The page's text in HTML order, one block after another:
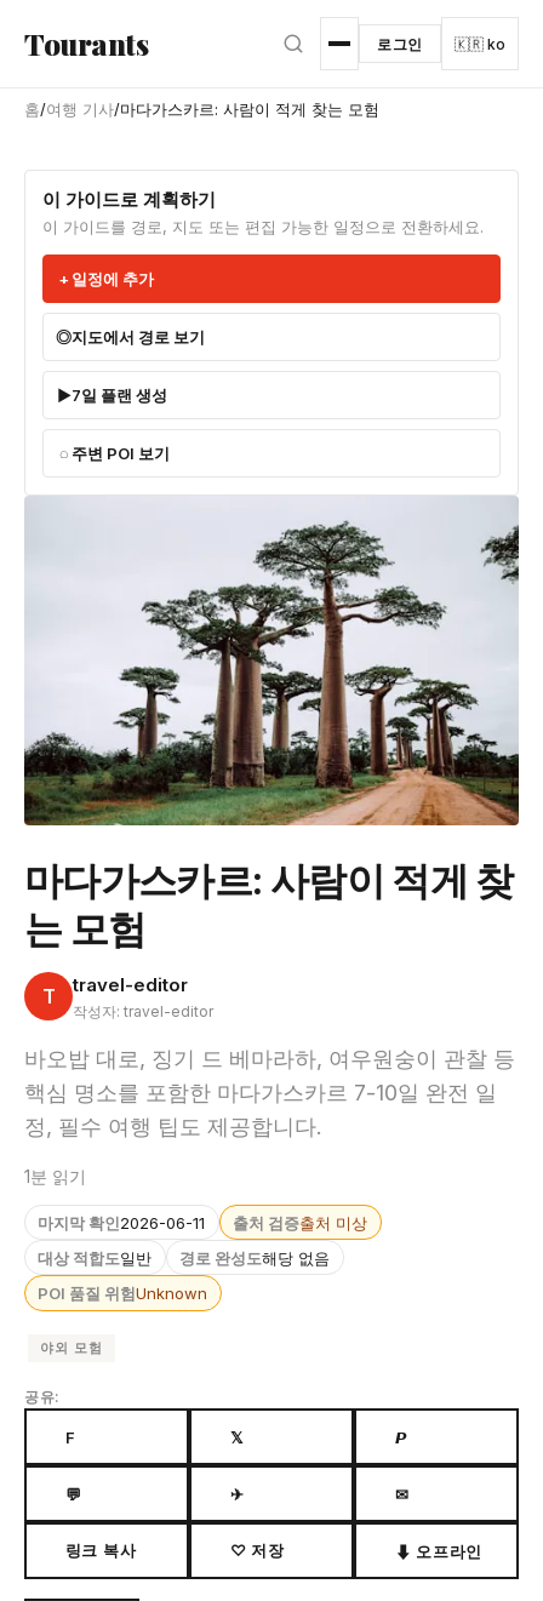
Tourants 로그인 🇰🇷 ko
홈/여행 기사/마다가스카르: 사람이 적게 찾는 모험
이 가이드로 계획하기
이 가이드를 경로, 지도 또는 편집 가능한 일정으로 전환하세요.
일정에 추가
지도에서 경로 보기
7일 플랜 생성
주변 POI 보기
마다가스카르: 사람이 적게 찾
는 모험
T travel-editor
작성자: travel-editor
바오밥 대로, 징기 드 베마라하, 여우원숭이 관찰 등
핵심 명소를 포함한 마다가스카르 7-10일 완전 일
정, 필수 여행 팁도 제공합니다.
1분 읽기
마지막 확인2026-06-11 출처 검증출처 미상
대상 적합도일반 경로 완성도해당 없음
POI 품질 위험Unknown
야외 모험
공유:
F 𝕏 𝙋
💬 ✈ ✉
링크 복사 ♡ 저장 ⬇ 오프라인